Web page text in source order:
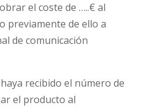
el coste de …..€ al
previamente de ello a
de comunicación
recibido el número de
el producto al